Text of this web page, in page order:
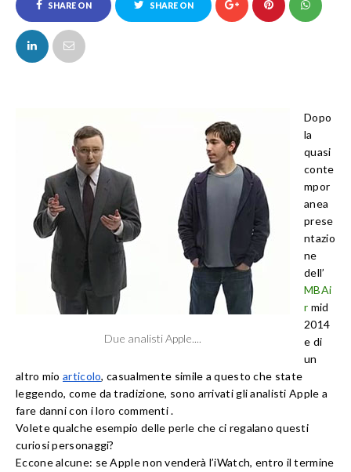
SHARE ON
FACEBOOK
SHARE ON
Due analisti Apple....
Dopo
la
quasi
conte
mpor
anea
prese
ntazio
ne
dell’
MBAi
r mid
2014
e di
un
altro mio articolo,casualmente simile a questo che state
leggendo, come da tradizione, sono arrivati gli analisti Apple a
fare danni con i loro commenti .
Volete qualche esempio delle perle che ci regalano questi
curiosi personaggi?
Eccone alcune: se Apple non venderà l’iWatch, entro il termine